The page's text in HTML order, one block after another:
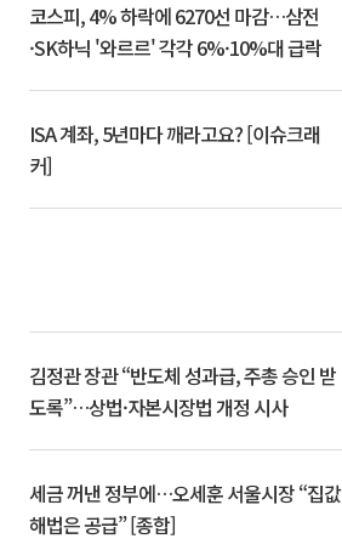
코스피, 4% 하락에 6270선 마감…삼전
·SK하닉 '와르르' 각각 6%·10%대 급락
ISA 계좌, 5년마다 깨라고요? [이슈크래
커]
김정관 장관 “반도체 성과급, 주총 승인 받
도록”…상법·자본시장법 개정 시사
세금 꺼낸 정부에…오세훈 서울시장 “집값
해법은 공급” [종합]